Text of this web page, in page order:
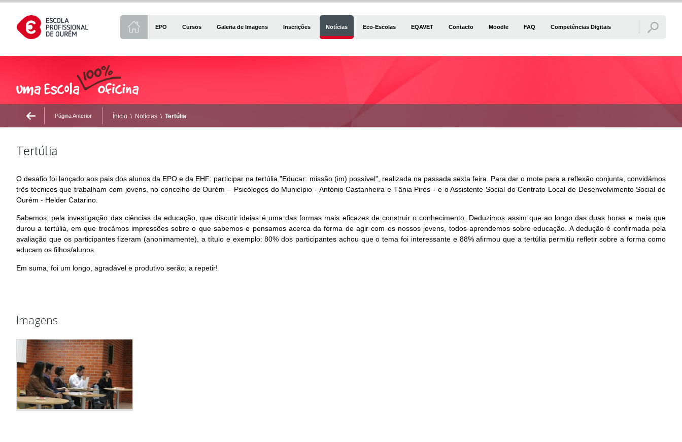
EPO Cursos Galeria de Imagens Inscrições Notícias Eco-Escolas EQAVET Contacto Moodle FAQ Competências Digitais
Página Anterior Ínicio \ Notícias \ Tertúlia
Tertúlia
O desafio foi lançado aos pais dos alunos da EPO e da EHF: participar na tertúlia "Educar: missão (im) possível", realizada na passada sexta feira. Para dar o mote para a reflexão conjunta, convidámos
três técnicos que trabalham com jovens, no concelho de Ourém – Psicólogos do Município - António Castanheira e Tânia Pires - e o Assistente Social do Contrato Local de Desenvolvimento Social de
Ourém - Helder Catarino.
Sabemos, pela investigação das ciências da educação, que discutir ideias é uma das formas mais eficazes de construir o conhecimento. Deduzimos assim que ao longo das duas horas e meia que
durou a tertúlia, em que trocámos impressões sobre o que sabemos e pensamos acerca da forma de agir com os nossos jovens, todos aprendemos sobre educação. A dedução é confirmada pela
avaliação que os participantes fizeram (anonimamente), a título e exemplo: 80% dos participantes achou que o tema foi interessante e 88% afirmou que a tertúlia permitiu refletir sobre a forma como
educam os filhos/alunos.
Em suma, foi um longo, agradável e produtivo serão; a repetir!
Imagens